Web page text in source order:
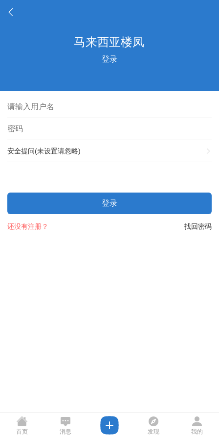
登录
安全提问(未设置请忽略)
登录
找回密码
还没有注册？
首页 消息 发现 我的